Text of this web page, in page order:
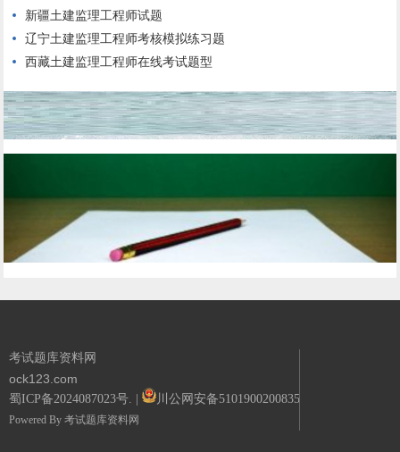
新疆土建监理工程师试题
辽宁土建监理工程师考核模拟练习题
西藏土建监理工程师在线考试题型
考试题库资料网
ock123.com
蜀ICP备2024087023号. 川公网安备51019002008351号.
Powered By 考试题库资料网